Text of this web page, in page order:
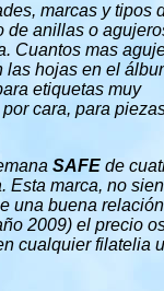
marcas y tipos
de anillas o
Cuantos mas
las hojas en el
etiquetas muy
cara, para
SAFE de
Esta marca, no
una buena relación
2009) el precio
cualquier filatelia